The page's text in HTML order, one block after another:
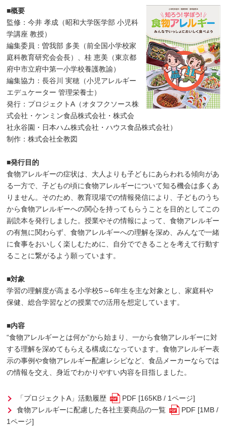
■概要
監修：今井 孝成（昭和大学医学部 小児科
学講座 教授）
編集委員：曽我部 多美（前全国小学校家
庭科教育研究会会長）、桂 恵美（東京都
府中市立府中第一小学校養護教諭）
編集協力：長谷川 実穂（小児アレルギー
エデュケーター 管理栄養士）
発行：プロジェクトA（オタフクソース株
式会社・ケンミン食品株式会社・株式会
社永谷園・日本ハム株式会社・ハウス食品株式会社）
制作：株式会社全教図
■発行目的
食物アレルギーの症状は、大人よりも子どもにあらわれる傾向があ
る一方で、子どもの頃に食物アレルギーについて知る機会は多くあ
りません。そのため、教育現場での情報発信により、子どものうち
から食物アレルギーへの関心を持ってもらうことを目的としてこの
副読本を発行しました。授業やその情報によって、食物アレルギー
の有無に関わらず、食物アレルギーへの理解を深め、みんなで一緒
に食事をおいしく楽しむために、自分でできることを考えて行動す
ることに繋がるよう願っています。
■対象
学習の理解度が高まる小学校5～6年生を主な対象とし、家庭科や
保健、総合学習などの授業での活用を想定しています。
■内容
“食物アレルギーとは何か”から始まり、一から食物アレルギーに対
する理解を深めてもらえる構成になっています。食物アレルギー表
示の事例や食物アレルギー配慮レシピなど、食品メーカーならでは
の情報を交え、身近でわかりやすい内容を目指しました。
「プロジェクトA」活動履歴
PDF [165KB / 1ページ]
食物アレルギーに配慮した各社主要商品の一覧
PDF [1MB /
1ページ]